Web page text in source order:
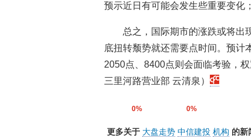
预示近日有可能会发生些重要变化
总之，国际期市的涨跌或将出
底扭转颓势就还需要点时间。预计
2050点、8400点则会面临考验，
三里河路营业部 云清泉）
0% 0%
更多关于 大盘走势 中信建投 机构 的新